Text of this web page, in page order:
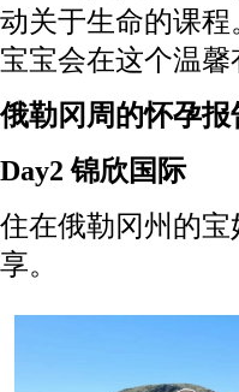
动关于生命的课
宝宝会在这个温
俄勒冈周的怀孕报
Day2 锦欣国际
住在俄勒冈州的
享。